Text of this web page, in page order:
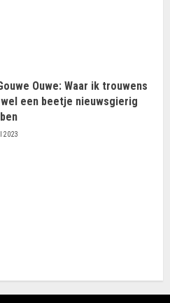
Ouwe: Waar ik trouwens
een beetje nieuwsgierig
2023